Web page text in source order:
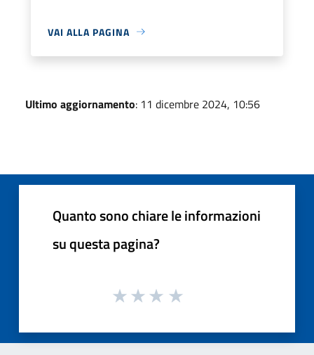
VAI ALLA PAGINA
Ultimo aggiornamento: 11 dicembre 2024, 10:56
Quanto sono chiare le informazioni
su questa pagina?